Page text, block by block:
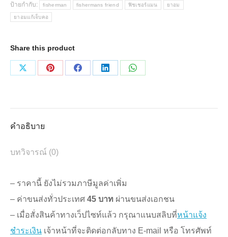
ป้ายกำกับ: fisherman fishermans friend ฟิชเชอร์แมน ยาอม
ยาอมแก้เจ็บคอ
Share this product
Share
Share
Share
Share
Share
คำอธิบาย
บทวิจารณ์ (0)
– ราคานี้ ยังไม่รวมภาษีมูลค่าเพิ่ม
– ค่าขนส่งทั่วประเทศ 45 บาท ผ่านขนส่งเอกชน
– เมื่อสั่งสินค้าทางเว็ปไซท์แล้ว กรุณาแนบสลิบที่หน้าแจ้ง
ชำระเงิน เจ้าหน้าที่จะติดต่อกลับทาง E-mail หรือ โทรศัพท์